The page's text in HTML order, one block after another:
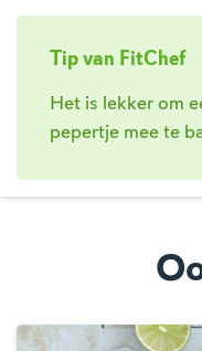
Tip van FitChef
Het is lekker om
pepertje mee te